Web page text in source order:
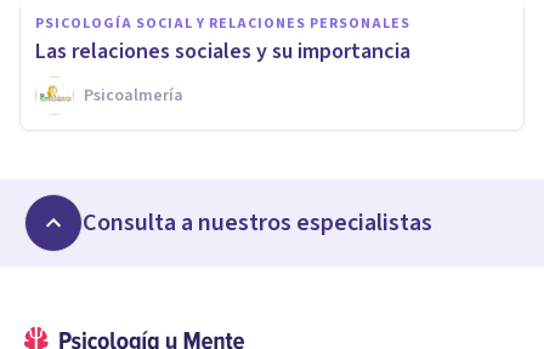
PSICOLOGÍA SOCIAL Y RELACIONES PERSONALES
Las relaciones sociales y su importancia
Psicoalmería
Consulta a nuestros especialistas